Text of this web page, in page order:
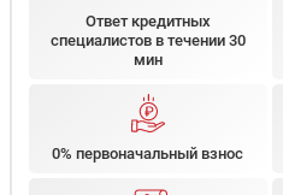
Ответ кредитных
специалистов в течении 30
мин
0% первоначальный взнос